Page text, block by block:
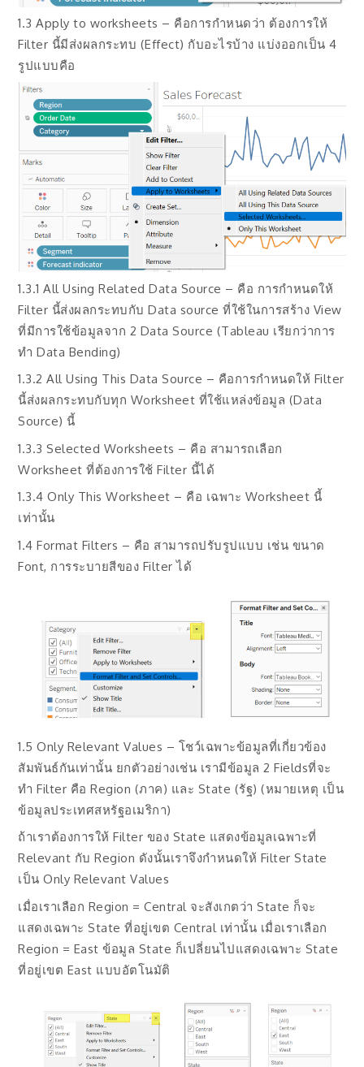
1.3 Apply to worksheets – คือการกำหนดว่า ต้องการให้
Filter นี้มีส่งผลกระทบ (Effect) กับอะไรบ้าง แบ่งออกเป็น 4
รูปแบบคือ
1.3.1 All Using Related Data Source – คือ การกำหนดให้
Filter นี้ส่งผลกระทบกับ Data source ที่ใช้ในการสร้าง View
ที่มีการใช้ข้อมูลจาก 2 Data Source (Tableau เรียกว่าการ
ทำ Data Bending)
1.3.2 All Using This Data Source – คือการกำหนดให้ Filter
นี้ส่งผลกระทบกับทุก Worksheet ที่ใช้แหล่งข้อมูล (Data
Source) นี้
1.3.3 Selected Worksheets – คือ สามารถเลือก
Worksheet ที่ต้องการใช้ Filter นี้ได้
1.3.4 Only This Worksheet – คือ เฉพาะ Worksheet นี้
เท่านั้น
1.4 Format Filters – คือ สามารถปรับรูปแบบ เช่น ขนาด
Font, การระบายสีของ Filter ได้
1.5 Only Relevant Values – โชว์เฉพาะข้อมูลที่เกี่ยวข้อง
สัมพันธ์กันเท่านั้น ยกตัวอย่างเช่น เรามีข้อมูล 2 Fieldsที่จะ
ทำ Filter คือ Region (ภาค) และ State (รัฐ) (หมายเหตุ เป็น
ข้อมูลประเทศสหรัฐอเมริกา)
ถ้าเราต้องการให้ Filter ของ State แสดงข้อมูลเฉพาะที่
Relevant กับ Region ดังนั้นเราจึงกำหนดให้ Filter State
เป็น Only Relevant Values
เมื่อเราเลือก Region = Central จะสังเกตว่า State ก็จะ
แสดงเฉพาะ State ที่อยู่เขต Central เท่านั้น เมื่อเราเลือก
Region = East ข้อมูล State ก็เปลี่ยนไปแสดงเฉพาะ State
ที่อยู่เขต East แบบอัตโนมัติ